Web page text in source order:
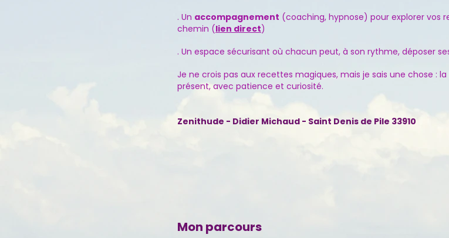
. Un accompagnement (coaching, hypnose) pour explorer vos
chemin (lien direct)
. Un espace sécurisant où chacun peut, à son rythme, déposer
Je ne crois pas aux recettes magiques, mais je sais une chose :
présent, avec patience et curiosité.
Zenithude - Didier Michaud - Saint Denis de Pile 33910
Mon parcours